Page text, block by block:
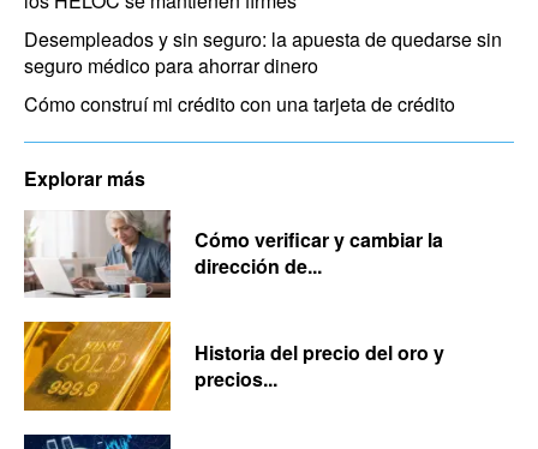
Desempleados y sin seguro: la apuesta de quedarse sin
seguro médico para ahorrar dinero
Cómo construí mi crédito con una tarjeta de crédito
Explorar más
Cómo verificar y cambiar la
dirección de...
Historia del precio del oro y
precios...